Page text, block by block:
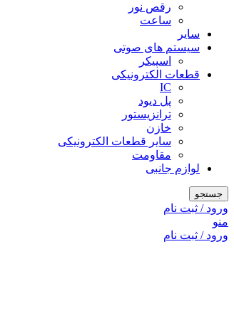
رقص نور
ساعت
سایر
سیستم های صوتی
اسپیکر
قطعات الکترونیکی
IC
پل دیود
ترانزیستور
خازن
سایر قطعات الکترونیکی
مقاومت
لوازم جانبی
جستجو
ورود / ثبت نام
منو
ورود / ثبت نام